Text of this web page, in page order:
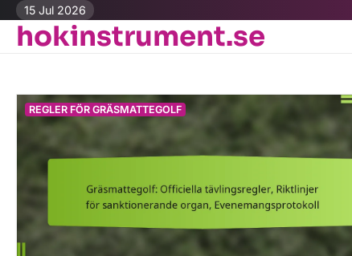
Skip
content
15 Jul 2026
hokinstrument.se
REGLER FÖR GRÄSMATTEGOLF